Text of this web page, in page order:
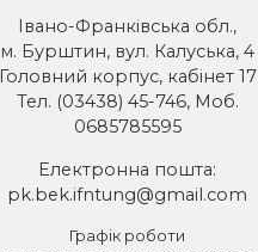
Івано-Франківська обл.,
м. Бурштин, вул. Калуська, 4
Головний корпус, кабінет 17
Тел. (03438) 45-746, Моб.
0685785595
Електронна пошта:
pk.bek.ifntung@gmail.com
Графік роботи